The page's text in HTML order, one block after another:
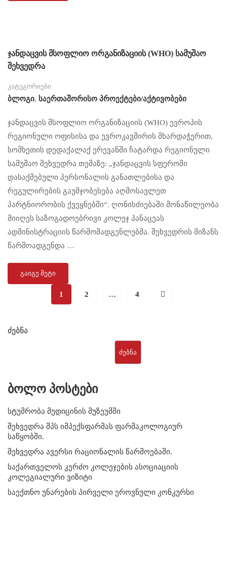
ჯანდაცვის მსოფლიო ორგანიზაციის (WHO) სამუშაო
შეხვედრა
კატეგორიები
Ბლოგი, Საერთაშორისო Პროექტები/აქტივობები
ჯანდაცვის მსოფლიო ორგანიზაციის (WHO) ევროპის
რეგიონული ოფისისა და ევროკავშირის მხარდაჭერით,
სომხეთის დედაქალაქ ერევანში ჩატარდა რეგიონული
სამუშაო შეხვედრა თემაზე: „ჯანდაცვის სფეროში
დასაქმებული პერსონალის განათლებისა და
რეგულირების გაუმჯობესება აღმოსავლეთ
პარტნიორობის ქვეყნებში“. ღონისძიებაში მონაწილეობა
მიიღეს საზოგადოებრივი კოლეჯ პანაცეას
ადმინისტრაციის წარმომადგენლებმა. შეხვედრის მიზანს
წარმოადგენდა …
ᲒᲐᲘᲒᲔ ᲛᲔᲢᲘ
1 2 … 4
ძებნა
ᲫᲔᲑᲜᲐ
ბოლო პოსტები
სტუმრობა მედიცინის მუზეუმში
შეხვედრა შპს იმპექსფარმას ფარმაკოლოგიურ
საწყობში.
შეხვედრა ავერსი რაციონალის წარმოებაში.
საქართველოს კერძო კოლეჯების ასოციაციის
კოლეგიალური ვიზიტი
საექთნო უნარების პირველი ეროვნული კონკურსი